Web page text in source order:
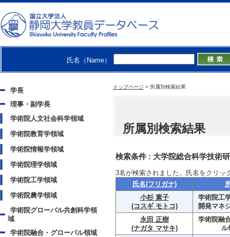
氏名（Name）
学長
理事・副学長
学術院人文社会科学領域
学術院教育学領域
学術院情報学領域
学術院理学領域
学術院工学領域
学術院農学領域
学術院グローバル共創科学領
域
学術院融合・グローバル領域
トップページ > 所属別検索結果
所属別検索結果
検索条件 : 大学院総合科学技術
3名が検索されました。氏名をクリッ
氏名(フリガナ)
小杉 素子
(コスギ モトコ)
学術院工
開発マネ
永田 正樹
(ナガタ マサキ)
学術院融
ル